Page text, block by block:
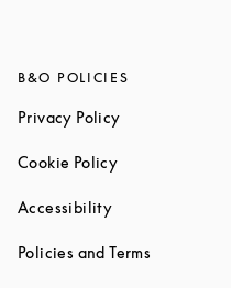
B&O POLICIES
Privacy PolicyLink Opens in
Cookie PolicyLink Opens in
AccessibilityLink Opens in
Policies and Terms Link